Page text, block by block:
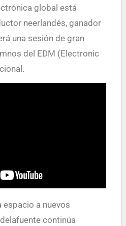
global está
neerlandés, ganador
una sesión de gran
del EDM (Electronic
espacio a nuevos
continúa